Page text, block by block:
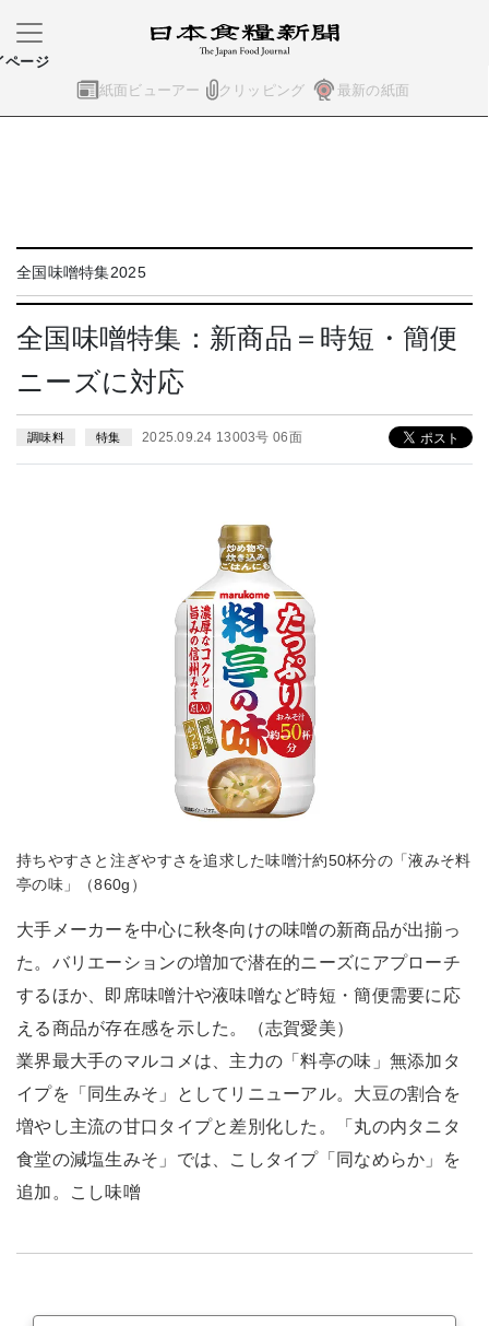
紙面ビューアー クリッピング 最新の紙面
ページ
全国味噌特集2025
全国味噌特集：新商品＝時短・簡便
ニーズに対応
調味料 特集 2025.09.24 13003号 06面
持ちやすさと注ぎやすさを追求した味噌汁約50杯分の「液みそ料
亭の味」（860g）
大手メーカーを中心に秋冬向けの味噌の新商品が出揃っ
た。バリエーションの増加で潜在的ニーズにアプローチ
するほか、即席味噌汁や液味噌など時短・簡便需要に応
える商品が存在感を示した。（志賀愛美）
業界最大手のマルコメは、主力の「料亭の味」無添加タ
イプを「同生みそ」としてリニューアル。大豆の割合を
増やし主流の甘口タイプと差別化した。「丸の内タニタ
食堂の減塩生みそ」では、こしタイプ「同なめらか」を
追加。こし味噌